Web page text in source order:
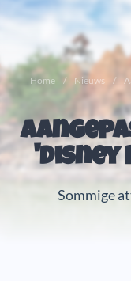
Home Nieuws
'Disney
Sommige